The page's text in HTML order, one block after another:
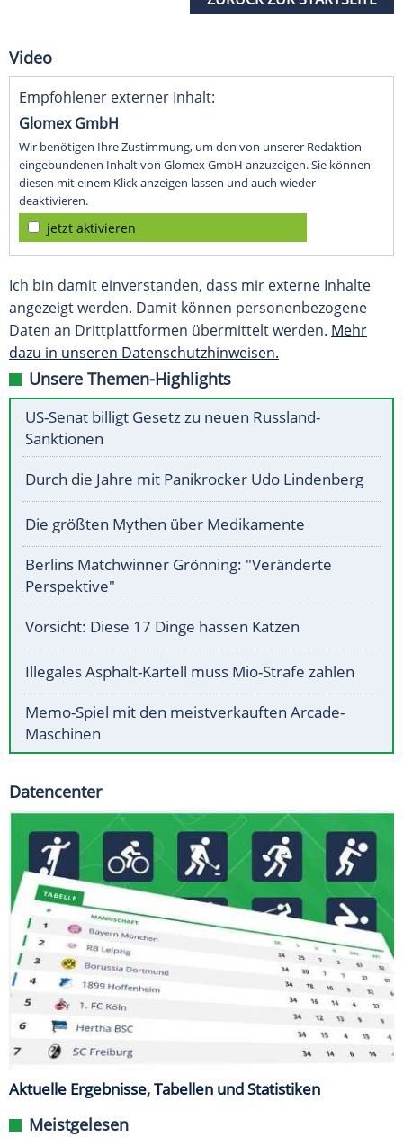
Video
Empfohlener externer Inhalt:
Glomex GmbH
Wir benötigen Ihre Zustimmung, um den von unserer Redaktion
eingebundenen Inhalt von Glomex GmbH anzuzeigen. Sie können
diesen mit einem Klick anzeigen lassen und auch wieder
deaktivieren.
jetzt aktivieren
Ich bin damit einverstanden, dass mir externe Inhalte
angezeigt werden. Damit können personenbezogene
Daten an Drittplattformen übermittelt werden. Mehr
dazu in unseren Datenschutzhinweisen.
Unsere Themen-Highlights
US-Senat billigt Gesetz zu neuen Russland-
Sanktionen
Durch die Jahre mit Panikrocker Udo Lindenberg
Die größten Mythen über Medikamente
Berlins Matchwinner Grönning: "Veränderte
Perspektive"
Vorsicht: Diese 17 Dinge hassen Katzen
Illegales Asphalt-Kartell muss Mio-Strafe zahlen
Memo-Spiel mit den meistverkauften Arcade-
Maschinen
Datencenter
Aktuelle Ergebnisse, Tabellen und Statistiken
Meistgelesen